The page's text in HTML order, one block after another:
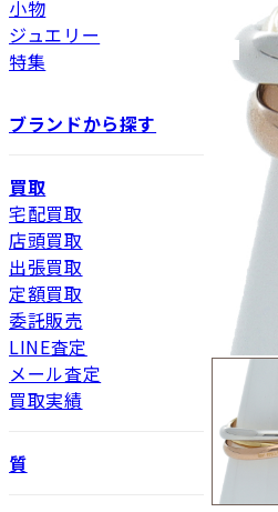
小物
ジュエリー
特集
ブランドから探す
買取
宅配買取
店頭買取
出張買取
定額買取
委託販売
LINE査定
メール査定
買取実績
質